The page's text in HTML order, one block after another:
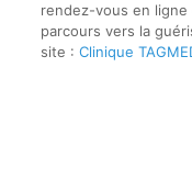
rendez-vous en ligne
parcours vers la
site : Clinique